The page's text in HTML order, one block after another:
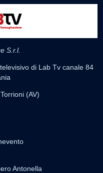
S.r.l.
di Lab Tv canale 84
(AV)
Antonella